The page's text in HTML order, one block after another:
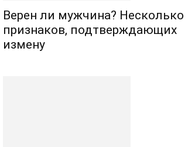
Верен ли мужчина? Несколько
признаков, подтверждающих
измену